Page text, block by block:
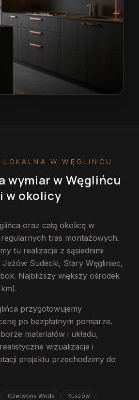
LOKALNAW WĘGLIŃCU
wymiar w Węglińcu
i w okolicy
oraz całą okolicę w
tras montażowych.
tu realizacje z sąsiednimi
Jeżów Sudecki, Stary Węgliniec,
Najbliższy większy ośrodek
przygotowujemy
po bezpłatnym pomiarze.
materiałów i układu,
wizualizacje i
projektu przechodzimy do
Czerwona Woda Ruszów